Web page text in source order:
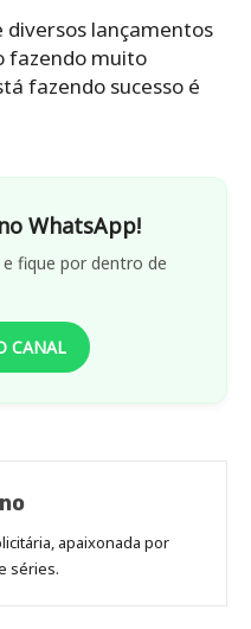
lançamentos
fazendo muito
fazendo sucesso é
WhatsApp!
fique por dentro de
CANAL
apaixonada por
séries.